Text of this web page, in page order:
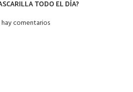
TODO EL DÍA?
comentarios